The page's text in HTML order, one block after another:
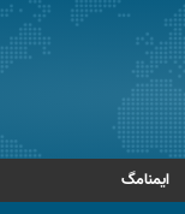
ایمنامگ